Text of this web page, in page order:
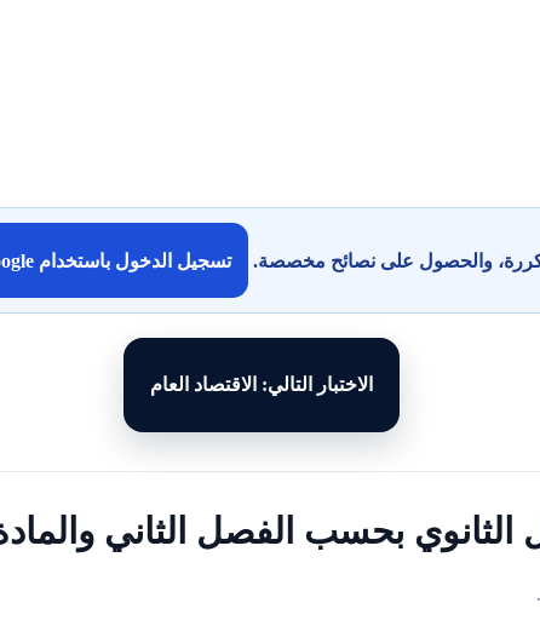
والحصول على نصائح مخصصة. تسجيل الدخول باستخدام Google
الاختبار التالي: الاقتصاد العام
الثانوي بحسب الفصل الثاني